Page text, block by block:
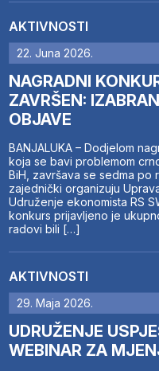
AKTIVNOSTI
22. Juna 2026.
NAGRADNI
ZAVRŠEN:
OBJAVE
BANJALUKA – Dodjelom
koja se bavi problemom
BiH, završava se sedma po
zajednički organizuju
Udruženje ekonomista RS
konkurs prijavljeno je
radovi bili […]
AKTIVNOSTI
29. Maja 2026.
UDRUŽENJE
WEBINAR ZA